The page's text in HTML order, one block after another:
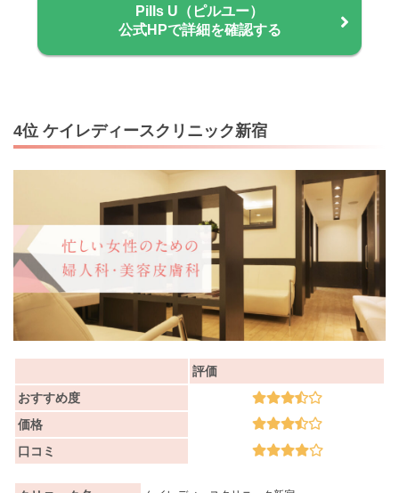
Pills U（ピルユー）
公式HPで詳細を確認する
4位 ケイレディースクリニック新宿
評価
おすすめ度
価格
口コミ